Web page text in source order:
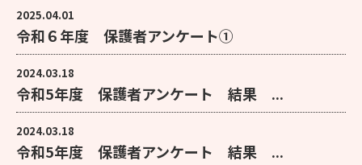
2025.04.01
令和６年度 保護者アンケート①
2024.03.18
令和5年度 保護者アンケート 結果 ...
2024.03.18
令和5年度 保護者アンケート 結果 ...